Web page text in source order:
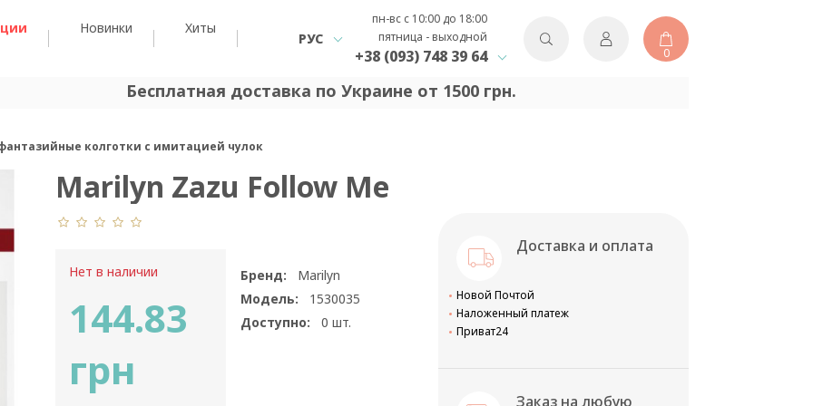
Новинки Хиты
РУС
пн-вс с 10:00 до 18:00
пятница - выходной
+38 (093) 748 39 64 0
Бесплатная доставка по Украине от 1500 грн.
колготки с имитацией чулок
Marilyn Zazu Follow Me
Нет в наличии
144.83
грн
Бренд:
Marilyn
Модель:
1530035
Доступно:
0 шт.
Доставка и оплата
Новой Почтой
Наложенный платеж
Приват24
Заказ на любую